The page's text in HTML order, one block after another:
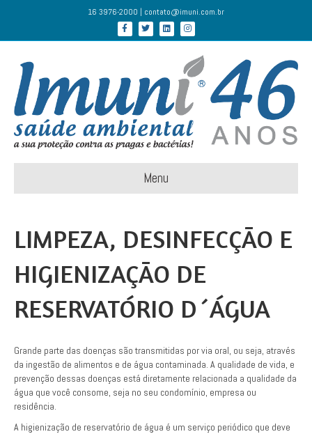
16 3976-2000 | contato@imuni.com.br
FacebookTwitterLinkedinInstagram
Menu
LIMPEZA, DESINFECÇÃO E
HIGIENIZAÇÃO DE
RESERVATÓRIO D´ÁGUA
Grande parte das doenças são transmitidas por via oral, ou seja, através
da ingestão de alimentos e de água contaminada. A qualidade de vida, e
prevenção dessas doenças está diretamente relacionada a qualidade da
água que você consome, seja no seu condomínio, empresa ou
residência.
A higienização de reservatório de água é um serviço periódico que deve